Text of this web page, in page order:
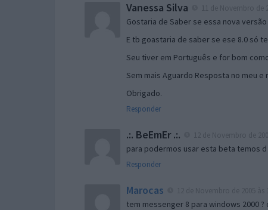
Vanessa Silva
Gostaria de Saber se essa nova
E tb goastaria de saber se ese 8.0 só
Seu tiver em Português e for bom
Sem mais Aguardo Resposta no meu e
Obrigado.
Responder
.:. BeEmEr .:.
para podermos usar esta beta temos
Responder
Marocas
tem messenger 8 para windows 2000 ?